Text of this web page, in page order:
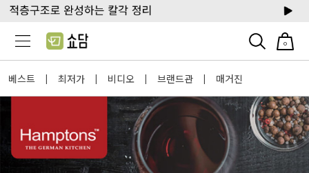
0
베스트 | 최저가 | 비디오 | 브랜드관 | 매거진